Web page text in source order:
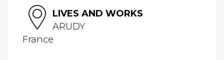
LIVES AND WORKS
ARUDY
France